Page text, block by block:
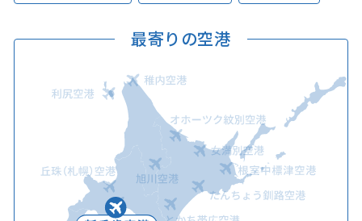
最寄りの空港